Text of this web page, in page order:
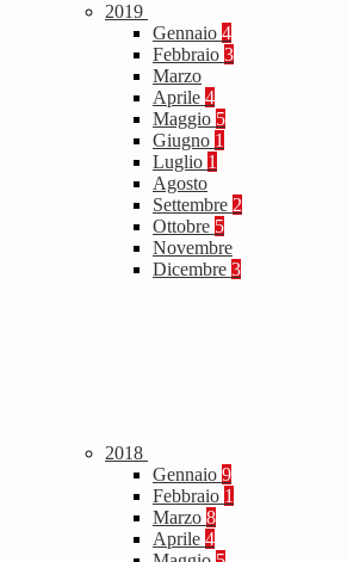
2019
Gennaio 4
Febbraio 3
Marzo
Aprile 4
Maggio 5
Giugno 1
Luglio 1
Agosto
Settembre 2
Ottobre 5
Novembre
Dicembre 3
2018
Gennaio 9
Febbraio 1
Marzo 8
Aprile 4